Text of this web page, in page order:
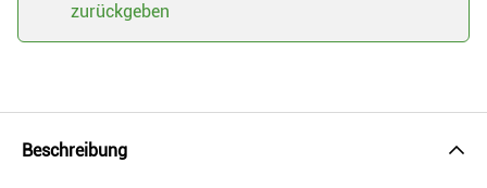
zurückgeben
Beschreibung